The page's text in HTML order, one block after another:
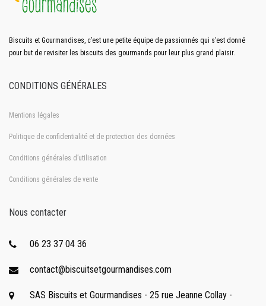
Biscuits et Gourmandises, c’est une petite équipe de passionnés qui s’est donné
pour but de revisiter les biscuits des gourmands pour leur plus grand plaisir.
CONDITIONS GÉNÉRALES
Mentions légales
Politique de confidentialité et de protection des données
Conditions générales d’utilisation
Conditions générales de vente
Nous contacter
06 23 37 04 36
contact@biscuitsetgourmandises.com
SAS Biscuits et Gourmandises - 25 rue Jeanne Collay -